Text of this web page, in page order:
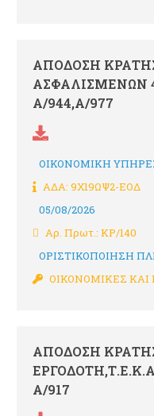
ΑΠΟΔΟΣΗ
ΑΣΦΑΛΙΣΜΕΝΩΝ
Α/944,Α/977
ΟΙΚΟΝΟΜΙΚΗ
ΑΔΑ: 9Χ19ΩΨ2-ΕΟΔ
05/08/2026
Αρ. Πρωτ.: ΚΡ/140
ΟΡΙΣΤΙΚΟΠΟΙΗΣΗ
ΟΙΚΟΝΟΜΙΚΕΣ
ΑΠΟΔΟΣΗ
Α/917